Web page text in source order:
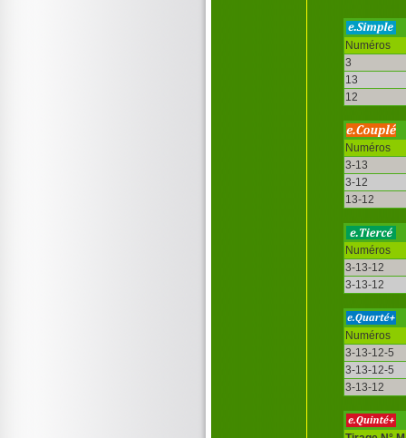
Numéros
3
13
12
Numéros
3-13
3-12
13-12
Numéros
3-13-12
3-13-12
Numéros
3-13-12-5
3-13-12-5
3-13-12